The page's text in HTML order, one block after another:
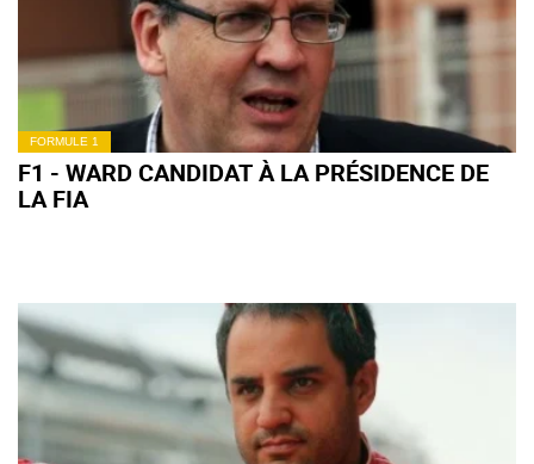
FORMULE 1
F1 - WARD CANDIDAT À LA PRÉSIDENCE DE
LA FIA